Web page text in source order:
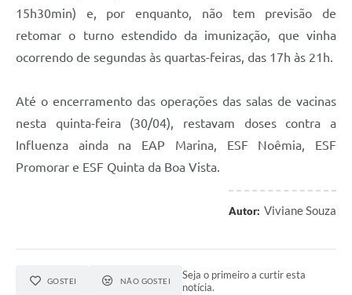
15h30min) e, por enquanto, não tem previsão de
retomar o turno estendido da imunização, que vinha
ocorrendo de segundas às quartas-feiras, das 17h às 21h.
Até o encerramento das operações das salas de vacinas
nesta quinta-feira (30/04), restavam doses contra a
Influenza ainda na EAP Marina, ESF Noêmia, ESF
Promorar e ESF Quinta da Boa Vista.
Autor: Viviane Souza
GOSTEI NÃO GOSTEI
Seja o primeiro a curtir esta
notícia.